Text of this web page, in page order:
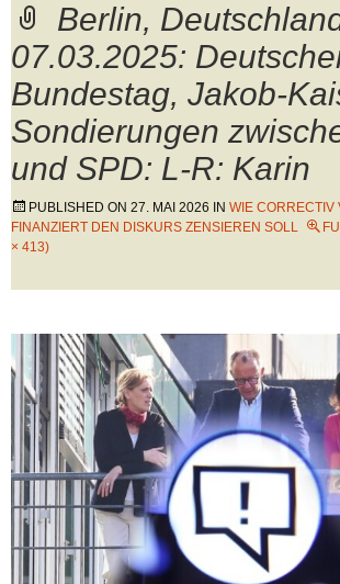
Berlin,
07.03.2025:
Bundestag, Jakob-
Sondierungen
und SPD: L-R: Karin
PUBLISHED ON 27. MAI 2026 IN WIE CORRECTIV
FINANZIERT DEN DISKURS ZENSIEREN SOLL
× 413)